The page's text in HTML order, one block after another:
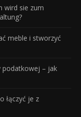
wird sie zum
meble i stworzyć
podatkowej – jak
łączyć je z